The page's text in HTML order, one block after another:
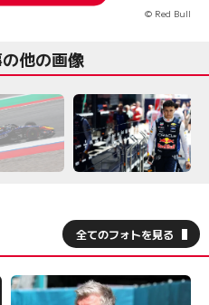
© Red Bull
他の画像
全てのフォトを見る